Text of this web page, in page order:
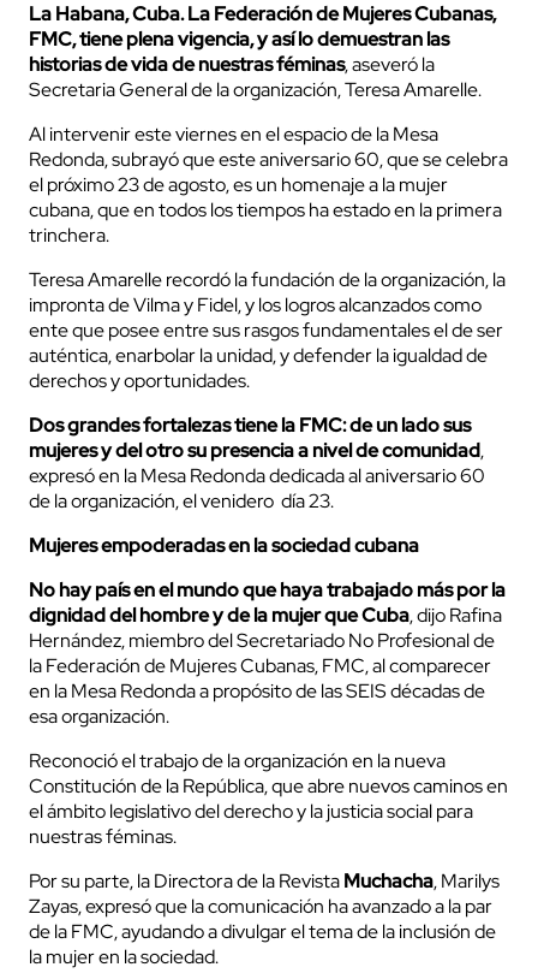
La Habana, Cuba. La Federación de Mujeres Cubanas,
FMC, tiene plena vigencia, y así lo demuestran las
historias de vida de nuestras féminas, aseveró la
Secretaria General de la organización, Teresa Amarelle.
Al intervenir este viernes en el espacio de la Mesa
Redonda, subrayó que este aniversario 60, que se celebra
el próximo 23 de agosto, es un homenaje a la mujer
cubana, que en todos los tiempos ha estado en la primera
trinchera.
Teresa Amarelle recordó la fundación de la organización, la
impronta de Vilma y Fidel, y los logros alcanzados como
ente que posee entre sus rasgos fundamentales el de ser
auténtica, enarbolar la unidad, y defender la igualdad de
derechos y oportunidades.
Dos grandes fortalezas tiene la FMC: de un lado sus
mujeres y del otro su presencia a nivel de comunidad,
expresó en la Mesa Redonda dedicada al aniversario 60
de la organización, el venidero día 23.
Mujeres empoderadas en la sociedad cubana
No hay país en el mundo que haya trabajado más por la
dignidad del hombre y de la mujer que Cuba, dijo Rafina
Hernández, miembro del Secretariado No Profesional de
la Federación de Mujeres Cubanas, FMC, al comparecer
en la Mesa Redonda a propósito de las SEIS décadas de
esa organización.
Reconoció el trabajo de la organización en la nueva
Constitución de la República, que abre nuevos caminos en
el ámbito legislativo del derecho y la justicia social para
nuestras féminas.
Por su parte, la Directora de la RevistaMuchacha, Marilys
Zayas, expresó que la comunicación ha avanzado a la par
de la FMC, ayudando a divulgar el tema de la inclusión de
la mujer en la sociedad.